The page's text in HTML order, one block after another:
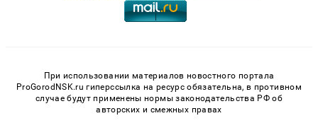
При использовании материалов новостного портала
ProGorodNSK.ru гиперссылка на ресурс обязательна, в противном
случае будут применены нормы законодательства РФ об
авторских и смежных правах